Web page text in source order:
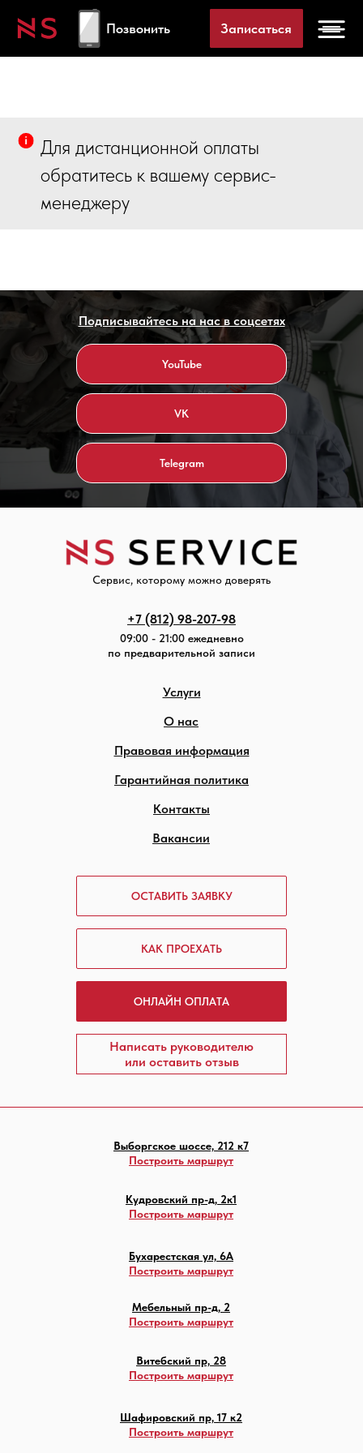
Позвонить
Для дистанционной оплаты
обратитесь к вашему сервис-
менеджеру
+7 (812) 98-207-98
09:00 - 21:00 ежедневно
по предварительной записи
Бухарестская ул, 6А
Построить маршрут
Выборгское шоссе, 212 к7
Построить маршрут
Витебский пр, 28
Построить маршрут
Кудровский пр-д, 2к1
Построить маршрут
Мебельный пр-д, 2
Построить маршрут
Шафировский пр, 17 к2
Построить маршрут
Сервис, которому можно доверять
Написать руководителю
или оставить отзыв
Контакты
Правовая информация
Гарантийная политика
Подписывайтесь на нас в соцсетях
О нас
Услуги
ОНЛАЙН ОПЛАТА
ОСТАВИТЬ ЗАЯВКУ
VK
YouTube
Telegram
КАК ПРОЕХАТЬ
Вакансии